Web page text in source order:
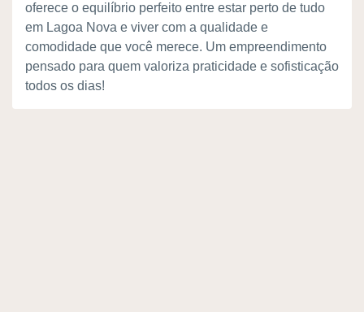
oferece o equilíbrio perfeito entre estar perto de tudo
em Lagoa Nova e viver com a qualidade e
comodidade que você merece. Um empreendimento
pensado para quem valoriza praticidade e sofisticação
todos os dias!